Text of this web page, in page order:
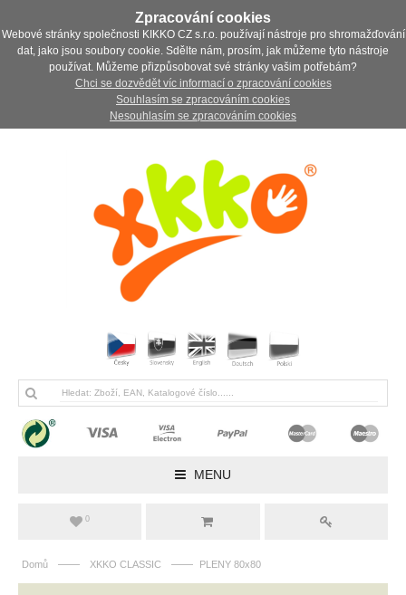
Zpracování cookies
Webové stránky společnosti KIKKO CZ s.r.o. používají nástroje pro shromažďování
dat, jako jsou soubory cookie. Sdělte nám, prosím, jak můžeme tyto nástroje
používat. Můžeme přizpůsobovat své stránky vašim potřebám?
Chci se dozvědět víc informací o zpracování cookies
Souhlasím se zpracováním cookies
Nesouhlasím se zpracováním cookies
MENU
0
Domů —— XKKO CLASSIC —— PLENY 80x80